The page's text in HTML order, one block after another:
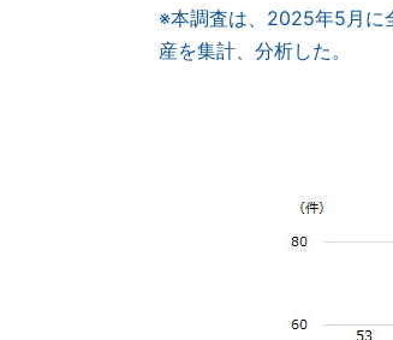
※本調査は、2025年5月に
産を集計、分析した。